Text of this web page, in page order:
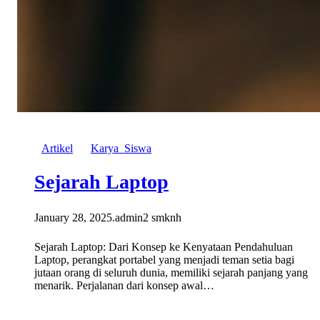
Artikel Karya_Siswa
Sejarah Laptop
January 28, 2025.admin2 smknh
Sejarah Laptop: Dari Konsep ke Kenyataan Pendahuluan
Laptop, perangkat portabel yang menjadi teman setia bagi
jutaan orang di seluruh dunia, memiliki sejarah panjang yang
menarik. Perjalanan dari konsep awal…